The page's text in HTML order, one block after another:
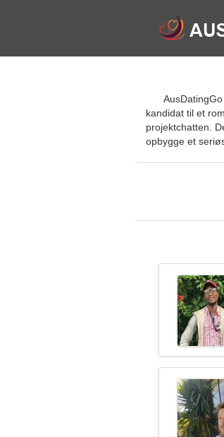
kandidat til et
projektchatten.
opbygge et